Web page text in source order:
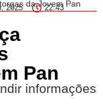
da Jovem Pan
2025
22:43
Pan
informações